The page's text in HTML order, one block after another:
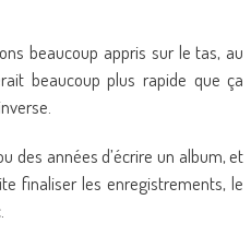
beaucoup appris sur le tas, au
beaucoup plus rapide que ça
des années d’écrire un album, et
finaliser les enregistrements, le